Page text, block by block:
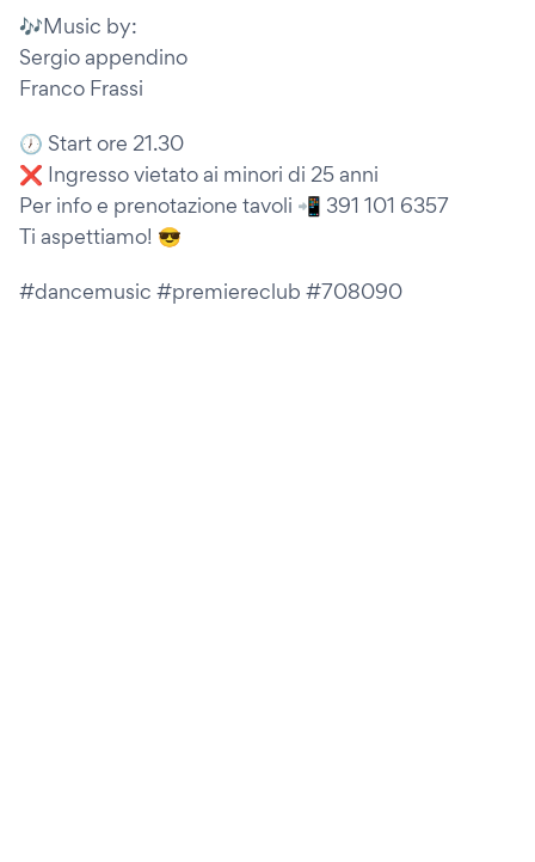
🎶Music by:
Sergio appendino
Franco Frassi
🕖 Start ore 21.30
❌ Ingresso vietato ai minori di 25 anni
Per info e prenotazione tavoli 📲 391 101 6357
Ti aspettiamo! 😎
#dancemusic #premiereclub #708090